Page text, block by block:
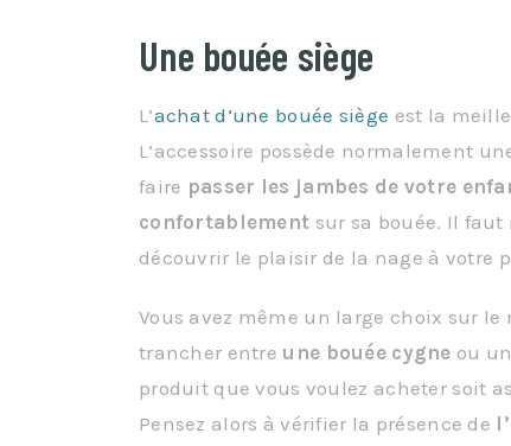
Une bouée siège
L’achat d’une bouée siège est la
L’accessoire possède normalement
faire passer les jambes de votre
confortablement sur sa bouée. Il faut
découvrir le plaisir de la nage à votre
Vous avez même un large choix sur
trancher entre une bouée cygne ou
produit que vous voulez acheter soit
Pensez alors à vérifier la présence de